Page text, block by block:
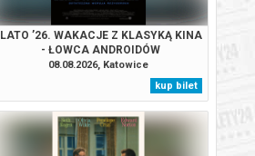
LATO ’26. WAKACJE Z KLASYKĄ KINA
- ŁOWCA ANDROIDÓW
08.08.2026, Katowice
kup bilet